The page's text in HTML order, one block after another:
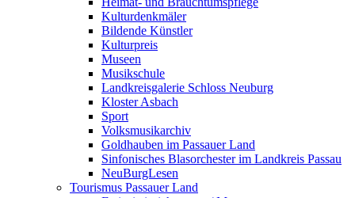
Kulturdenkmäler
Bildende Künstler
Kulturpreis
Museen
Musikschule
Landkreisgalerie Schloss Neuburg
Kloster Asbach
Sport
Volksmusikarchiv
Goldhauben im Passauer Land
Sinfonisches Blasorchester im Landkreis Passau
NeuBurgLesen
Tourismus Passauer Land